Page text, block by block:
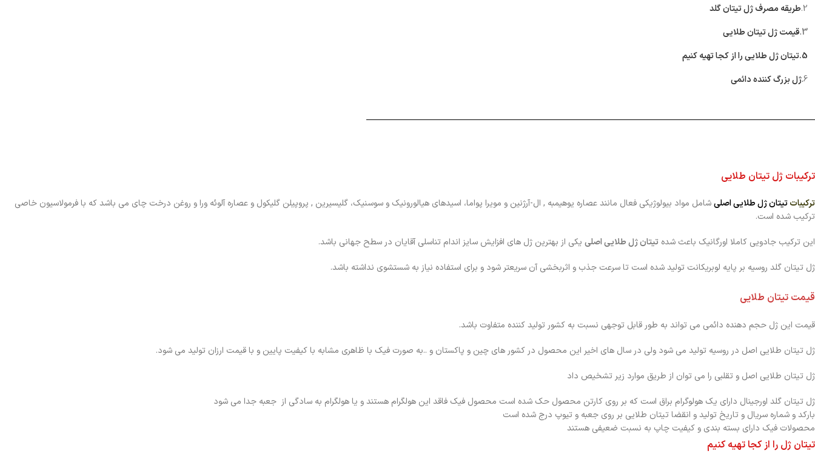
2.طریقه مصرف ژل تیتان گلد
3
.قیمت ژل تیتان طلایی
5.تیتان ژل طلایی را از کجا تهیه کنیم
6
.ژل بزرگ کننده دائمی
ترکیبات ژل تیتان طلایی
ترکیباتتیتان ژل طلایی اصلیشامل مواد بیولوژیکی فعال مانند عصاره یوهیمبه , ال-آرژنین و مویرا پواما، اسیدهای هیالورونیک و سوسنیک، گلیسیرین , پروپیلن گلیکول و عصاره آلوئه ورا و روغن درخت چای می باشد که با فرمولاسیون خاصی
ترکیب شده است.
این ترکیب جادویی کاملا اورگانیک باعث شده تیتان ژل طلایی اصلی یکی از بهترین ژل های افزایش سایز اندام تناسلی آقایان در سطح جهانی باشد.
ژل تیتان گلد روسیه بر پایه لوبریکانت تولید شده است تا سرعت جذب و اثربخشی آن سریعتر شود و برای استفاده نیاز به شستشوی نداشته باشد.
قیمت تیتان طلایی
قیمت این ژل حجم دهنده دائمی می تواند به طور قابل توجهی نسبت به کشور تولید کننده متفاوت باشد.
ژل تیتان طلایی اصل در روسیه تولید می شود ولی در سال های اخیر این محصول در کشور های چین و پاکستان و ..به صورت فیک با ظاهری مشابه با کیفیت پایین و با قیمت ارزان تولید می شود.
ژل تیتان طلایی اصل و تقلبی را می توان از طریق موارد زیر تشخیص داد
ژل تیتان گلد اورجینال دارای یک هولوگرام براق است که بر روی کارتن محصول حک شده است محصول فیک فاقد این هولگرام هستند و یا هولگرام به سادگی از جعبه جدا می شود
بارکد و شماره سریال و تاریخ تولید و انقضا تیتان طلایی بر روی جعبه و تیوپ درج شده است
محصولات فیک دارای بسته بندی و کیفیت چاپ به نسبت ضعیفی هستند
تیتان ژل را از کجا تهیه کنیم